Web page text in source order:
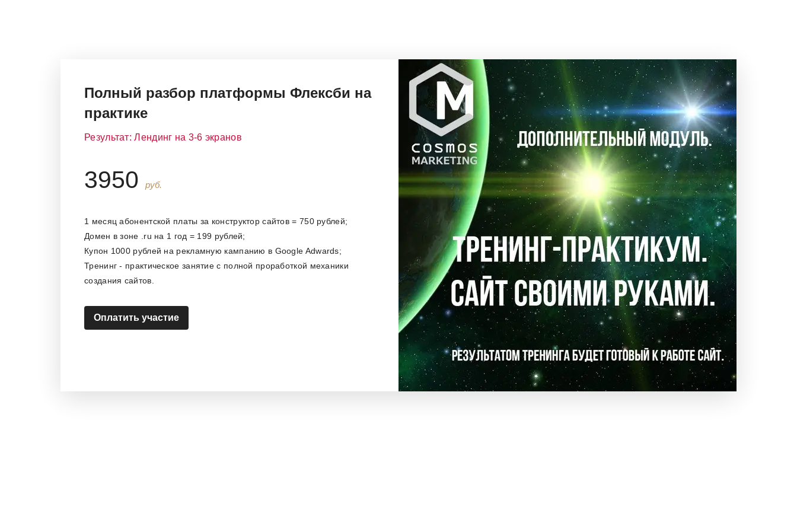
Полный разбор платформы Флексби на
практике
Результат: Лендинг на 3-6 экранов
3950 руб.
1 месяц абонентской платы за конструктор сайтов = 750 рублей;
Домен в зоне .ru на 1 год = 199 рублей;
Купон 1000 рублей на рекламную кампанию в Google Adwards;
Тренинг - практическое занятие с полной проработкой механики
создания сайтов.
Оплатить участие